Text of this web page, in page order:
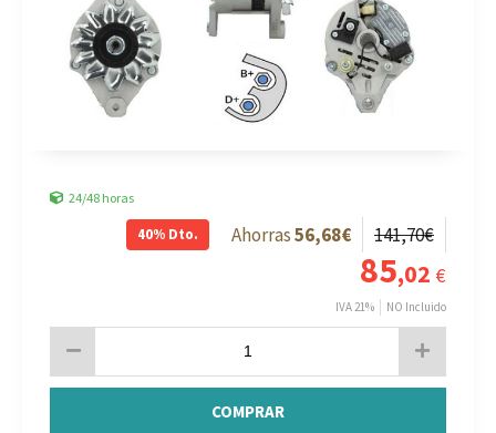
24/48 horas
40% Dto. 56,68€ 141,70€
85,02 €
IVA 21% NO Incluido
COMPRAR